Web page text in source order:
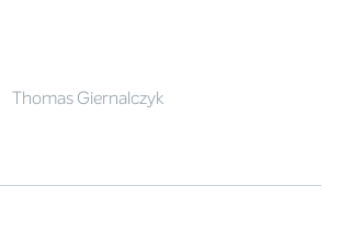
Thomas Giernalczyk